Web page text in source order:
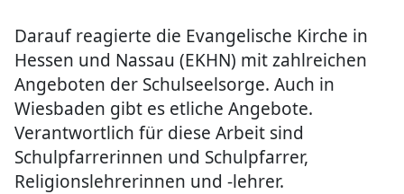
Darauf reagierte die Evangelische Kirche in
Hessen und Nassau (EKHN) mit zahlreichen
Angeboten der Schulseelsorge. Auch in
Wiesbaden gibt es etliche Angebote.
Verantwortlich für diese Arbeit sind
Schulpfarrerinnen und Schulpfarrer,
Religionslehrerinnen und -lehrer.